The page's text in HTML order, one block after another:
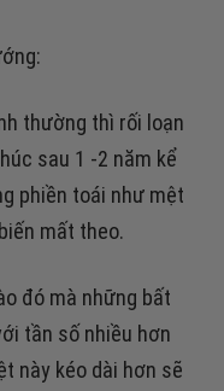
thường thì rối loạn
sau 1 -2 năm kể
phiền toái như mệt
mất theo.
đó mà những bất
tần số nhiều hơn
này kéo dài hơn sẽ